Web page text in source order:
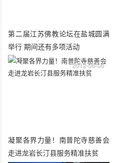
第二届江苏佛教论坛在盐城圆满
举行 期间还有多项活动
凝聚各界力量！南普陀寺慈善会
走进龙岩长汀县服务精准扶贫
2012-06-06